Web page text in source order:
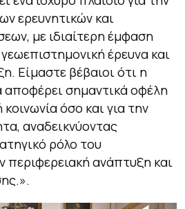
ερευνητικών και
με ιδιαίτερη έμφαση
έρευνα και
Είμαστε βέβαιοι ότι η
αποφέρει σημαντικά οφέλη
όσο και για την
αναδεικνύοντας
ρόλο του
περιφερειακή ανάπτυξη και